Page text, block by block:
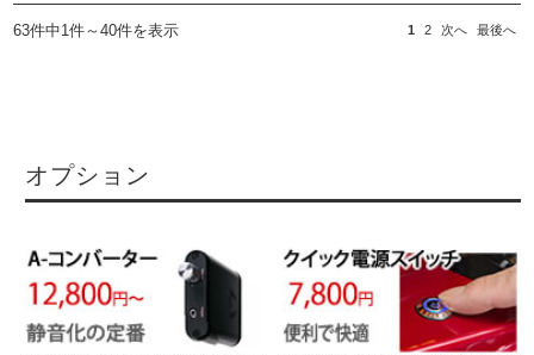
63件中1件～40件を表示 1 2 次へ 最後へ
オプション